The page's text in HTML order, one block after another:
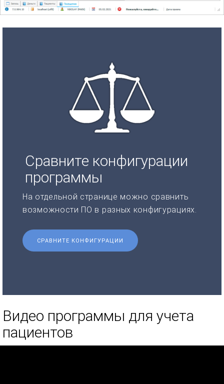
Сравните конфигурации
программы
На отдельной странице можно сравнить
возможности ПО в разных конфигурациях.
СРАВНИТЕ КОНФИГУРАЦИИ
Видео программы для учета
пациентов